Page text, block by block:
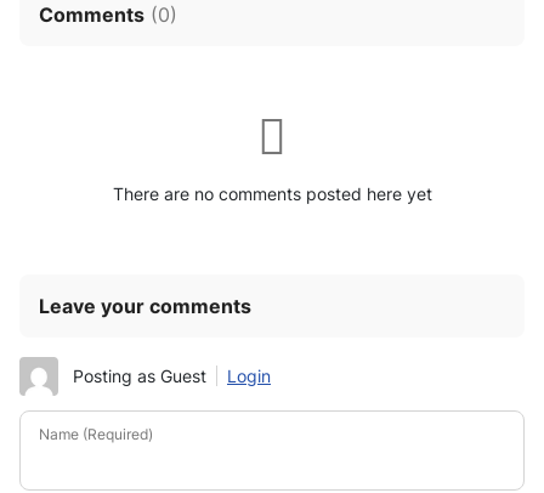
Comments (0)
There are no comments posted here yet
Leave your comments
Posting as Guest Login
Name (Required)